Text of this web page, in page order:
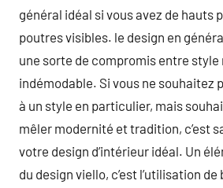
général idéal si vous avez de hauts
poutres visibles. le design en
une sorte de compromis entre style
indémodable. Si vous ne souhaitez
à un style en particulier, mais
mêler modernité et tradition, c’est
votre design d’intérieur idéal. Un
du design viello, c’est l’utilisation